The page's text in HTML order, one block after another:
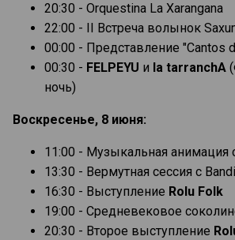
20:30 - Orquestina La Xarangana
22:00 - II Встреча волынок
00:00 - Представление "Cantos
00:30 - FELPEYU и la tarranchA
ночь)
Воскресенье, 8 июня:
11:00 - Музыкальная анимация
13:30 - Вермутная сессия с
16:30 - Выступление Rolu Folk
19:00 - Средневековое
20:30 - Второе выступление